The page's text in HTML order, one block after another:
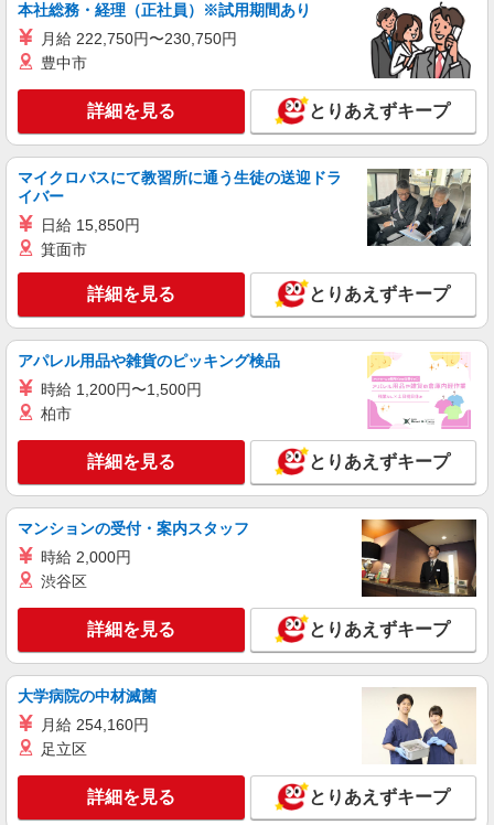
派遣社員
ランスタッド株式会社 久喜支店（久喜事業所）/FKKU106928
時給1350円 ※お仕事の内容・職種・勤務地に
より異なります。 ※交通費実費支給／当社規定あ
り。通勤交通費実費支払／上限4万円／月※規定あ
り
埼玉県加須市 ※お仕事内容により異なりま
す。
キープ 詳細を見る
派遣社員
ランスタッド株式会社 久喜支店（久喜事業所）/FKKU107031
フォークリフト
時給1450円 月収例:91350円＝1450円×3時間
×21日勤務の場合＋残業代、交通費別途支給 ※交
通費実費支給／当社規定あり。
埼玉県加須市 「加須はなさき水上公園」から
キープ 詳細を見る
ランスタッド株式会社 久喜支店（久喜事業所）/FKKU107005
時給1337円 ※交通費実費支給／当社規定あ
り。通勤交通費実費支払／上限4万円／月※規定あ
り 埼玉県加須市 （加須流通業務団地） 花崎駅
から無料送迎あり
詳細を見る
派遣社員
ランスタッド株式会社 久喜支店（久喜事業所）/FKKU107010
仕分け・ピッキング・梱包
本社総務・経理（正社員）※試用期間あり
月給 222,750円〜230,750円
豊中市
詳細を見る とりあえずキープ
マイクロバスにて教習所に通う生徒の送迎ドラ
イバー
日給 15,850円
箕面市
詳細を見る とりあえずキープ
アパレル用品や雑貨のピッキング検品
時給 1,200円〜1,500円
柏市
詳細を見る とりあえずキープ
マンションの受付・案内スタッフ
時給 2,000円
渋谷区
詳細を見る とりあえずキープ
大学病院の中材滅菌
月給 254,160円
足立区
詳細を見る とりあえずキープ